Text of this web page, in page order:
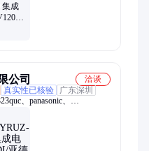
集成
公司
洽谈
真实性已核验
广东深圳
、panasonic、
lf、ee-sx1140、
、单片机、比较器、
1、触发器、